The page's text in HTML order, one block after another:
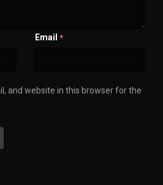
Email *
and website in this browser for the